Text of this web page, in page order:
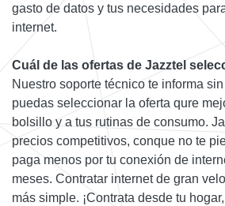
gasto de datos y tus necesidades
internet.
Cuál de las ofertas de Jazztel
Nuestro soporte técnico te informa
puedas seleccionar la oferta qure
bolsillo y a tus rutinas de consumo.
precios competitivos, conque no te
paga menos por tu conexión de
meses. Contratar internet de gran
más simple. ¡Contrata desde tu